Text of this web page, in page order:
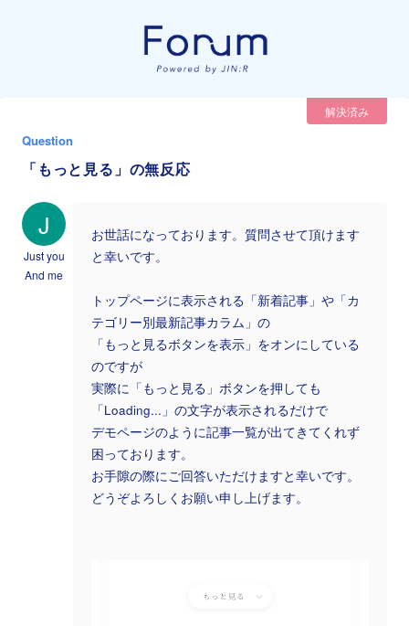
解決済み
Question
「もっと見る」の無反応
J
Just you
And me
お世話になっております。質問させて頂けます
と幸いです。
トップページに表示される「新着記事」や「カ
テゴリー別最新記事カラム」の
「もっと見るボタンを表示」をオンにしている
のですが
実際に「もっと見る」ボタンを押しても
「Loading...」の文字が表示されるだけで
デモページのように記事一覧が出てきてくれず
困っております。
お手隙の際にご回答いただけますと幸いです。
どうぞよろしくお願い申し上げます。